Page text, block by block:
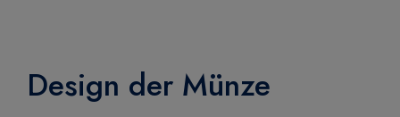
Design der Münze